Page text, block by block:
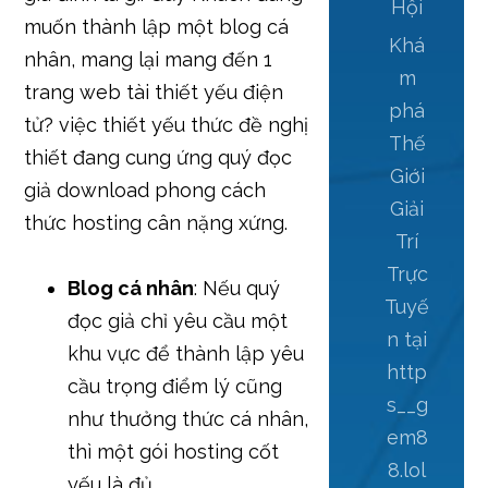
muốn thành lập một blog cá
nhân, mang lại mang đến 1
trang web tài thiết yếu điện
tử? việc thiết yếu thức đề nghị
thiết đang cung ứng quý đọc
giả download phong cách
thức hosting cân nặng xứng.
Blog cá nhân: Nếu quý
đọc giả chỉ yêu cầu một
khu vực để thành lập yêu
cầu trọng điểm lý cũng
như thưởng thức cá nhân,
thì một gói hosting cốt
Hội
Khá
m
phá
Thế
Giới
Giải
Trí
Trực
Tuyế
n tại
http
s__g
em8
8.lol